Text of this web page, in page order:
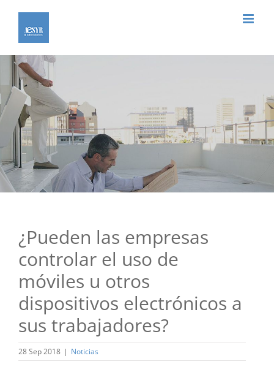
contenido
¿Pueden las empresas
controlar el uso de
móviles u otros
dispositivos electrónicos a
sus trabajadores?
28 Sep 2018 | Noticias